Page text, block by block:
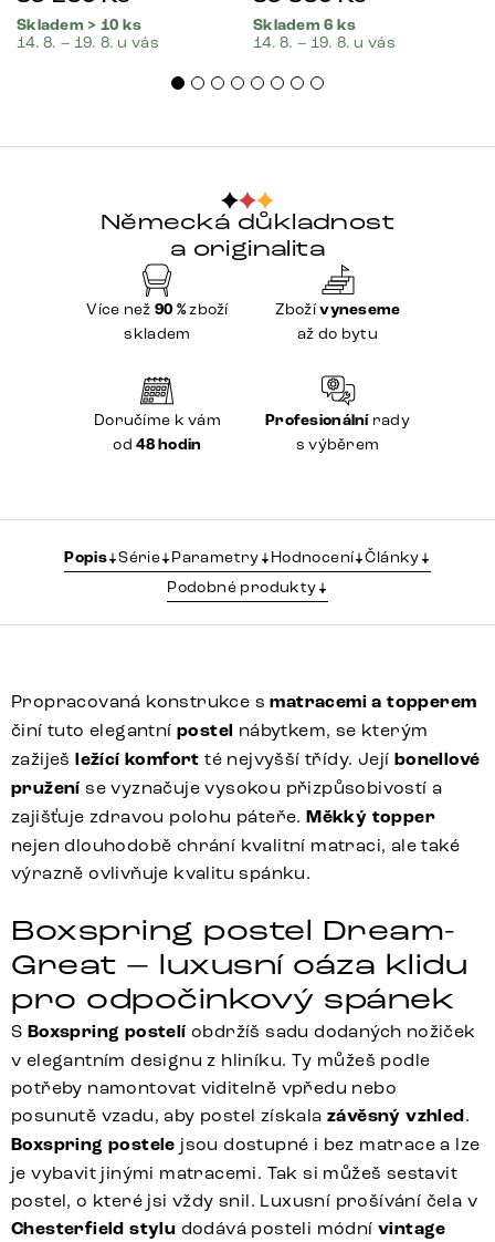
Skladem > 10 ks
14. 8. – 19. 8. u vás
Skladem 6 ks
14. 8. – 19. 8. u vás
Německá důkladnost
a originalita
Více než 90 %zboží
skladem
Zbožívyneseme
až do bytu
Doručíme k vám
od48 hodin
Profesionálnírady
s výběrem
Popis Série Parametry Hodnocení Články
Podobné produkty
Propracovaná konstrukce smatracemi a topperem
činí tuto elegantní postel nábytkem, se kterým
zažiješležící komfort té nejvyšší třídy. Její bonellové
pružení se vyznačuje vysokou přizpůsobivostí a
zajišťuje zdravou polohu páteře.Měkký topper
nejen dlouhodobě chrání kvalitní matraci, ale také
výrazně ovlivňuje kvalitu spánku.
Boxspring postel Dream-
Great – luxusní oáza klidu
pro odpočinkový spánek
S Boxspring postelí obdržíš sadu dodaných nožiček
v elegantním designu z hliníku. Ty můžeš podle
potřeby namontovat viditelně vpředu nebo
posunutě vzadu, aby postel získala závěsný vzhled.
Boxspring postele jsou dostupné i bez matrace a lze
je vybavit jinými matracemi. Tak si můžeš sestavit
postel, o které jsi vždy snil. Luxusní prošívání čela v
Chesterfield stylu dodává posteli módnívintage